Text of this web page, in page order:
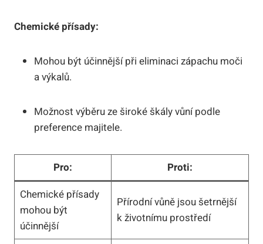
Chemické přísady:
Mohou být účinnější při eliminaci zápachu moči
a výkalů.
Možnost výběru ze široké škály vůní podle
preference majitele.
Pro:
Proti:
Chemické přísady
mohou být
účinnější
Přírodní vůně jsou šetrnější
k životnímu prostředí